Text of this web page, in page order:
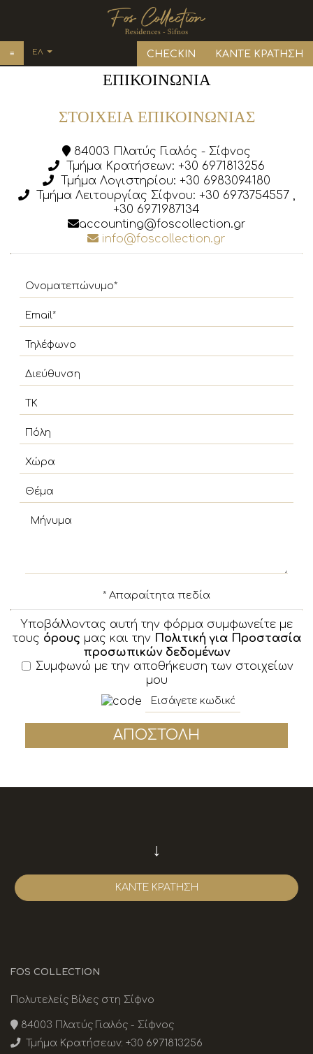
≡ ΕΛ CHECKIN ΚΑΝΤΕ ΚΡΑΤΗΣΗ
ΑΡΧΙΚΉ
ΔΙΑΜΟΝΉ
ΑΕΡΙΝΑ - Κατοικίες
La Mer - Κατοικίες
MIELE - ΚΑΤΟΙΚΙΕΣ
Θέα Κατοικίες
ΤΟΠΟΘΕΣΊΑ
ΣΊΦΝΟΣ
ΖΗΤΉΣΤΕ ΠΡΟΣΦΟΡΆ
ΠΡΟΣΦΟΡΈΣ
ΕΠΙΚΟΙΝΩΝΊΑ
ΣΤΟΙΧΕΊΑ ΕΠΙΚΟΙΝΩΝΊΑΣ
84003 Πλατύς Γιαλός - Σίφνος
Τμήμα Κρατήσεων: +30 6971813256
Τμήμα Λογιστηρίου: +30 6983094180
Τμήμα Λειτουργίας Σίφνου: +30 6973754557 ,
+30 6971987134
accounting@foscollection.gr
info@foscollection.gr
* Απαραίτητα πεδία
Υποβάλλοντας αυτή την φόρμα συμφωνείτε με
τους όρους μας και την Πολιτική για Προστασία
προσωπικών δεδομένων
Συμφωνώ με την αποθήκευση των στοιχείων
μου
ΑΠΟΣΤΟΛΉ
↓
ΚΆΝΤΕ ΚΡΆΤΗΣΗ
FOS COLLECTION
Πολυτελείς Βίλες στη Σίφνο
84003 Πλατύς Γιαλός - Σίφνος
Τμήμα Κρατήσεων: +30 6971813256